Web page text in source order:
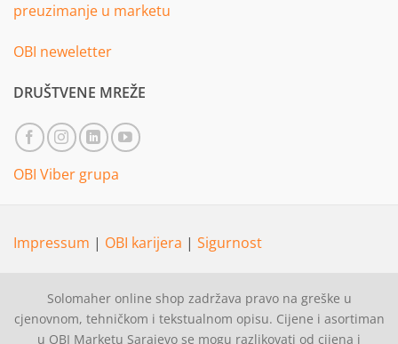
preuzimanje u marketu
OBI neweletter
DRUŠTVENE MREŽE
OBI Viber grupa
Impressum | OBI karijera | Sigurnost
Solomaher online shop zadržava pravo na greške u
cjenovnom, tehničkom i tekstualnom opisu. Cijene i asortiman
u OBI Marketu Sarajevo se mogu razlikovati od cijena i